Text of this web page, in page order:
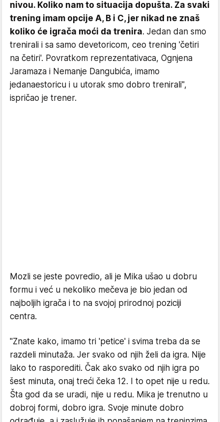
nivou. Koliko nam to situacija dopušta. Za svaki
trening imam opcije A, B i C, jer nikad ne znaš
koliko će igrača moći da trenira. Jedan dan smo
trenirali i sa samo devetoricom, ceo trening 'četiri
na četiri'. Povratkom reprezentativaca, Ognjena
Jaramaza i Nemanje Dangubića, imamo
jedanaestoricu i u utorak smo dobro trenirali",
ispričao je trener.
Mozli se jeste povredio, ali je Mika ušao u dobru
formu i već u nekoliko mečeva je bio jedan od
najboljih igrača i to na svojoj prirodnoj poziciji
centra.
"Znate kako, imamo tri 'petice' i svima treba da se
razdeli minutaža. Jer svako od njih želi da igra. Nije
lako to rasporediti. Čak ako svako od njih igra po
šest minuta, onaj treći čeka 12. I to opet nije u redu.
Šta god da se uradi, nije u redu. Mika je trenutno u
dobroj formi, dobro igra. Svoje minute dobro